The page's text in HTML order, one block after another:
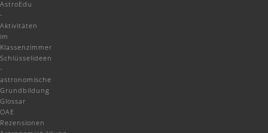
AstroEdu
-
Aktivitäten
im
Klassenzimmer
Schlüsselideen
-
astronomische
Grundbildung
Glossar
OAE
Rezensionen